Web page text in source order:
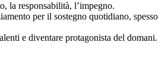
la responsabilità, l’impegno.
per il sostegno quotidiano, spesso
e diventare protagonista del domani.